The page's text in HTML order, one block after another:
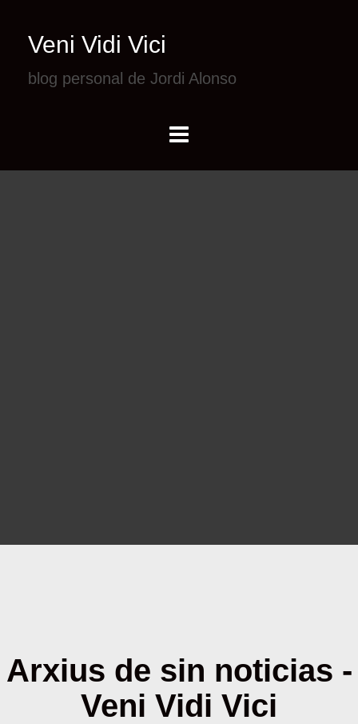
Veni Vidi Vici
blog personal de Jordi Alonso
Arxius de sin noticias -
Veni Vidi Vici